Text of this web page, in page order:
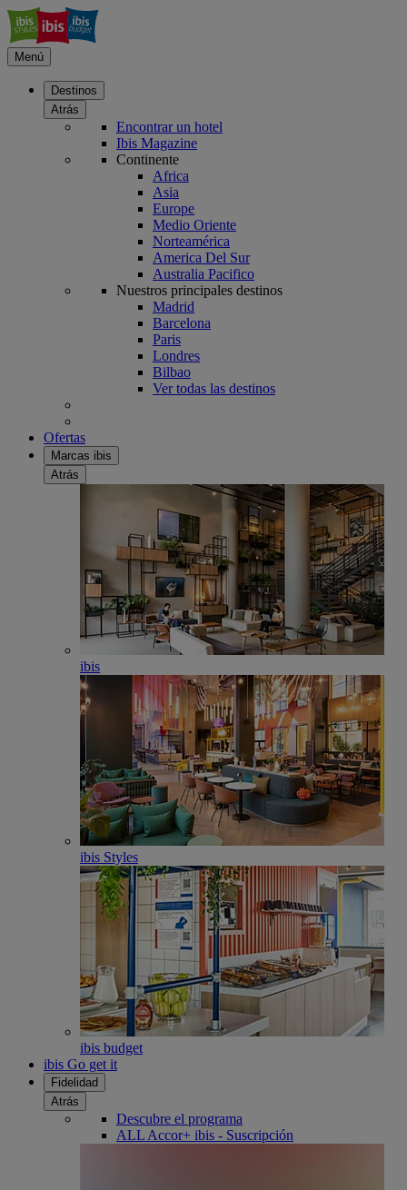
Menú
Destinos
Atrás
Encontrar un hotel
Ibis Magazine
Continente
Africa
Asia
Europe
Medio Oriente
Norteamérica
America Del Sur
Australia Pacifico
Nuestros principales destinos
Madrid
Barcelona
Paris
Londres
Bilbao
Ver todas las destinos
Ofertas
Marcas ibis
Atrás
ibis
ibis Styles
ibis budget
ibis Go get it
Fidelidad
Atrás
Descubre el programa
ALL Accor+ ibis - Suscripción